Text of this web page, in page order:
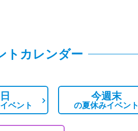
トカレンダー
ベント
今週末
の夏休みイベント